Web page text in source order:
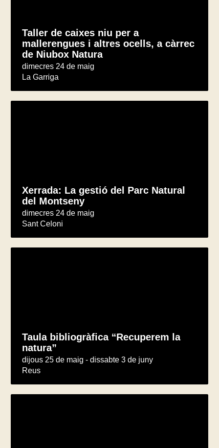
Taller de caixes niu per a
mallerengues i altres ocells, a càrrec
de Niubox Natura
dimecres 24 de maig
La Garriga
Xerrada: La gestió del Parc Natural
del Montseny
dimecres 24 de maig
Sant Celoni
Taula bibliogràfica “Recuperem la
natura”
dijous 25 de maig - dissabte 3 de juny
Reus